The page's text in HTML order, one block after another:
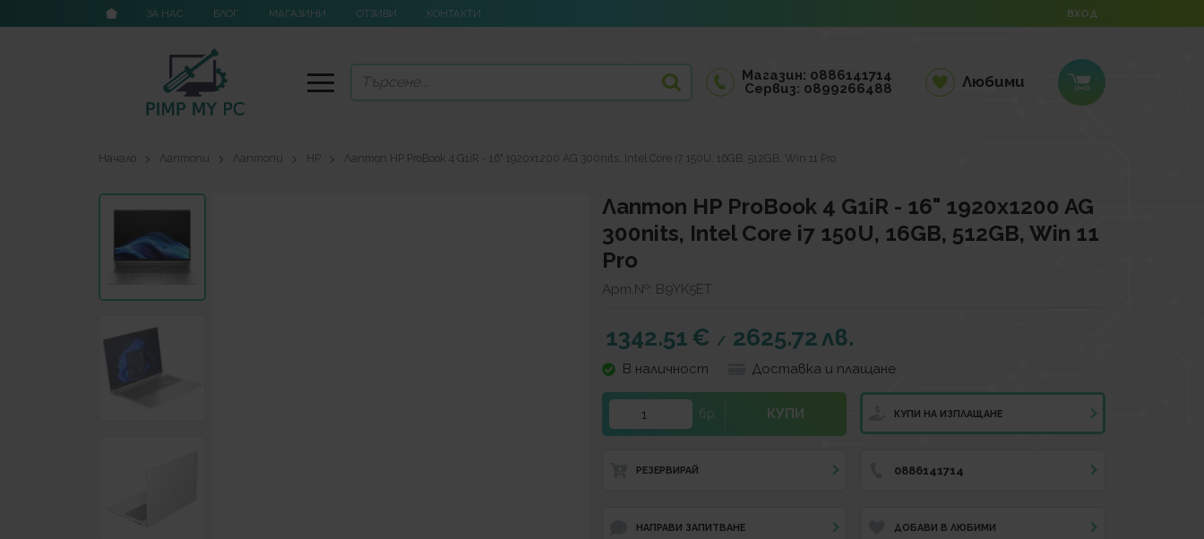
ЗА НАС БЛОГ МАГАЗИНИ ОТЗИВИ КОНТАКТИ ВХОД
Магазин: 0886141714
Сервиз: 0899266488
Любими
Начало Лаптопи Лаптопи HP Лаптоп HP ProBook 4 G1iR - 16" 1920x1200 AG 300nits, Intel Core i7 150U, 16GB, 512GB, Win 11 Pro
Лаптоп HP ProBook 4 G1iR - 16" 1920x1200 AG
300nits, Intel Core i7 150U, 16GB, 512GB, Win 11
Pro
Арт.№: B9YK5ET
1342.51€ / 2625.72лв.
В наличност Доставка и плащане
бр. КУПИ КУПИ НА ИЗПЛАЩАНЕ
РЕЗЕРВИРАЙ 0886141714
НАПРАВИ ЗАПИТВАНЕ ДОБАВИ В ЛЮБИМИ